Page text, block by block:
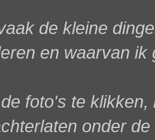
de kleine
en waarvan ik
foto's te
onder